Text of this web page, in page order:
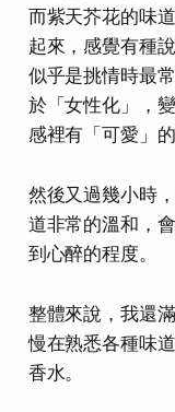
而紫天芥花的味
起來，感覺有種
似乎是挑情時最
於「女性化」，
感裡有「可愛」
然後又過幾小時
道非常的溫和，
到心醉的程度。
整體來說，我還
慢在熟悉各種味
香水。